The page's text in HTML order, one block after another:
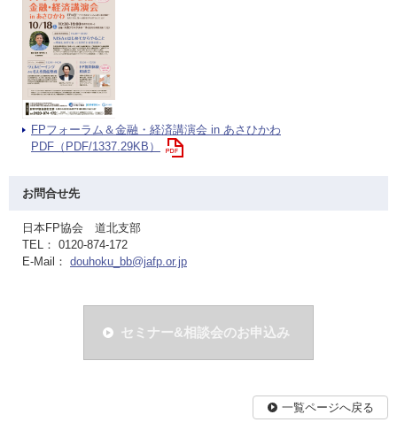
FPフォーラム＆金融・経済講演会 in あさひかわ
PDF（PDF/1337.29KB）
お問合せ先
日本FP協会 道北支部
TEL： 0120-874-172
E-Mail： douhoku_bb@jafp.or.jp
セミナー&相談会のお申込み
一覧ページへ戻る